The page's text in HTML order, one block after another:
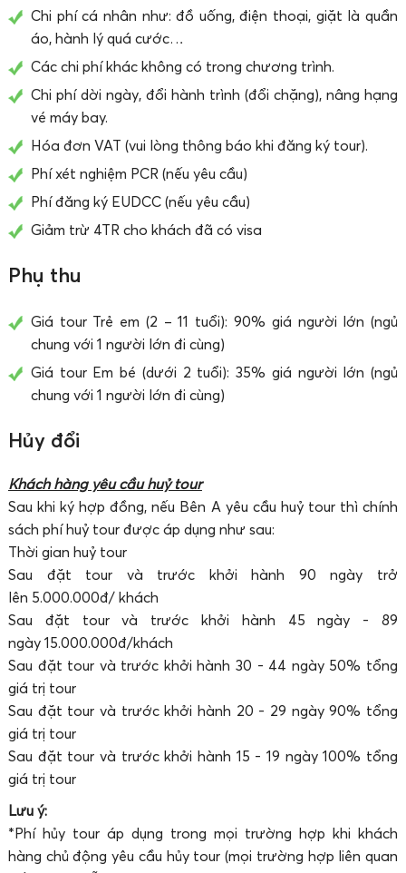
Chi phí cá nhân như: đồ uống, điện thoại, giặt là quần
áo, hành lý quá cước…
Các chi phí khác không có trong chương trình.
Chi phí dời ngày, đổi hành trình (đổi chặng), nâng hạng
vé máy bay.
Hóa đơn VAT (vui lòng thông báo khi đăng ký tour).
Phí xét nghiệm PCR (nếu yêu cầu)
Phí đăng ký EUDCC (nếu yêu cầu)
Giảm trừ 4TR cho khách đã có visa
Phụ thu
Giá tour Trẻ em (2 – 11 tuổi): 90% giá người lớn (ngủ
chung với 1 người lớn đi cùng)
Giá tour Em bé (dưới 2 tuổi): 35% giá người lớn (ngủ
chung với 1 người lớn đi cùng)
Hủy đổi
Khách hàng yêu cầu huỷ tour
Sau khi ký hợp đồng, nếu Bên A yêu cầu huỷ tour thì chính
sách phí huỷ tour được áp dụng như sau:
Thời gian huỷ tour
Sau đặt tour và trước khởi hành 90 ngày trở
lên 5.000.000đ/ khách
Sau đặt tour và trước khởi hành 45 ngày - 89
ngày 15.000.000đ/khách
Sau đặt tour và trước khởi hành 30 - 44 ngày 50% tổng
giá trị tour
Sau đặt tour và trước khởi hành 20 - 29 ngày 90% tổng
giá trị tour
Sau đặt tour và trước khởi hành 15 - 19 ngày 100% tổng
giá trị tour
Lưu ý:
*Phí hủy tour áp dụng trong mọi trường hợp khi khách
hàng chủ động yêu cầu hủy tour (mọi trường hợp liên quan